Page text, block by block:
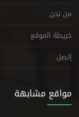
من نحن
خريطة الموقع
إتصل
مواقع مشابهة